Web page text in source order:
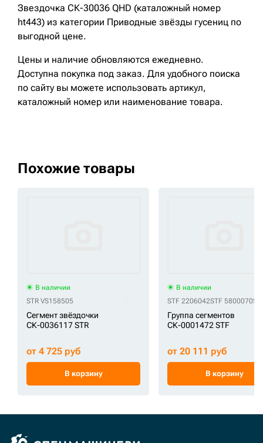
Звездочка СК-30036 QHD (каталожный номер
ht443) из категории Приводные звёзды гусениц по
выгодной цене.
Цены и наличие обновляются ежедневно.
Доступна покупка под заказ. Для удобного поиска
по сайту вы можете использовать артикул,
каталожный номер или наименование товара.
Похожие товары
В наличии
STR VS158505
Сегмент звёздочки
СК-0036117 STR
от 4 725 руб
В корзину
В наличии
STF 2206042STF 5800070
Группа сегментов
СК-0001472 STF
от 20 111 руб
В корзину